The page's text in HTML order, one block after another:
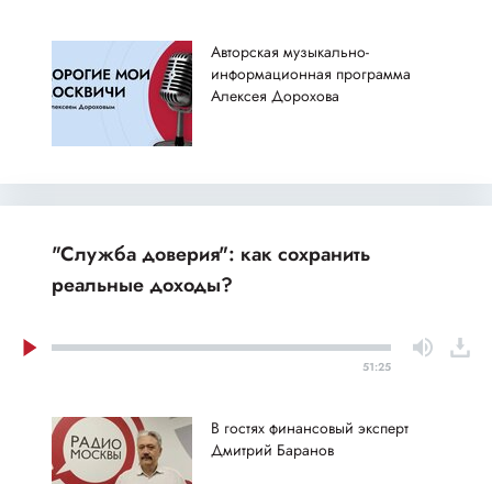
Авторская музыкально-
информационная программа
Алексея Дорохова
"Служба доверия": как сохранить
реальные доходы?
51:25
В гостях финансовый эксперт
Дмитрий Баранов